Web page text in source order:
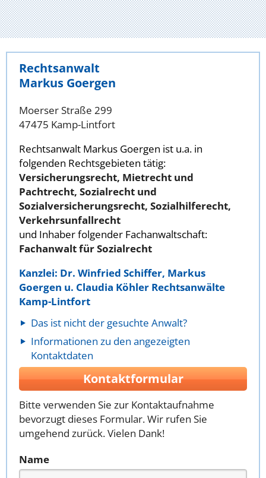
Rechtsanwalt
Markus Goergen
Moerser Straße 299
47475 Kamp-Lintfort
Rechtsanwalt Markus Goergen ist u.a. in
folgenden Rechtsgebieten tätig:
Versicherungsrecht, Mietrecht und
Pachtrecht, Sozialrecht und
Sozialversicherungsrecht, Sozialhilferecht,
Verkehrsunfallrecht
und Inhaber folgender Fachanwaltschaft:
Fachanwalt für Sozialrecht
Kanzlei: Dr. Winfried Schiffer, Markus
Goergen u. Claudia Köhler Rechtsanwälte
Kamp-Lintfort
Das ist nicht der gesuchte Anwalt?
Informationen zu den angezeigten
Kontaktdaten
Kontaktformular
Bitte verwenden Sie zur Kontaktaufnahme
bevorzugt dieses Formular. Wir rufen Sie
umgehend zurück. Vielen Dank!
Name